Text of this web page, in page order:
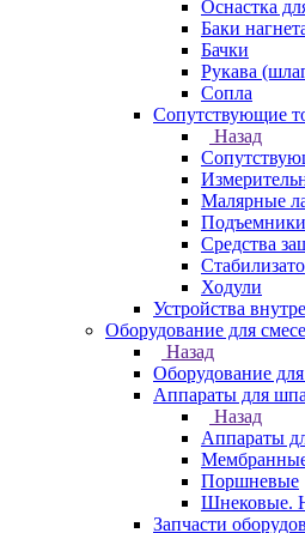
Оснастка
Баки
Бачки
Рукава
Сопла
Сопутствующие
Назад
Малярные
Подъемники
Средства
Ходули
Устройства
Оборудование для
Назад
Оборудование
Аппараты для
Назад
Аппараты
Поршневые
Шнековые.
Запчасти